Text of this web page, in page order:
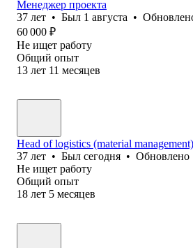
Менеджер проекта
37 лет • Был 1 августа •
60 000 ₽
Не ищет работу
Общий опыт
13 лет 11 месяцев
Head of logistics (material management)
37 лет • Был сегодня • Обновлено
Не ищет работу
Общий опыт
18 лет 5 месяцев